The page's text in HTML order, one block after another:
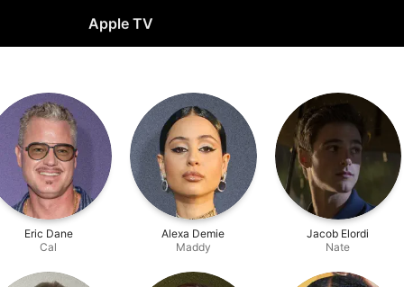
Apple TV
Eric Dane
Cal
Alexa Demie
Maddy
Jacob Elordi
Nate